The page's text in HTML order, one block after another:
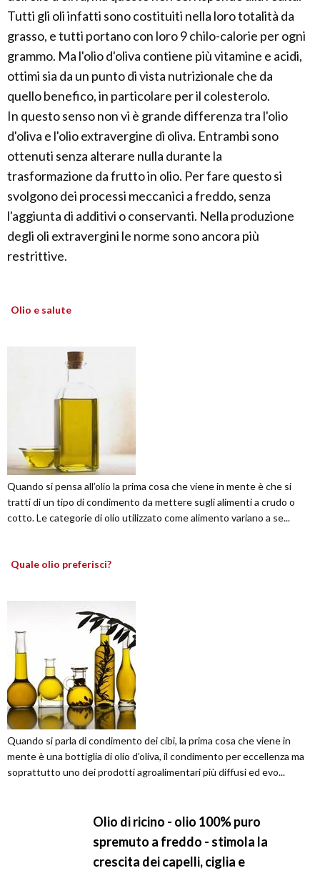
Tutti gli oli infatti sono costituiti nella loro totalità da
grasso, e tutti portano con loro 9 chilo-calorie per ogni
grammo. Ma l'olio d'oliva contiene più vitamine e acidi,
ottimi sia da un punto di vista nutrizionale che da
quello benefico, in particolare per il colesterolo.
In questo senso non vi è grande differenza tra l'olio
d'oliva e l'olio extravergine di oliva. Entrambi sono
ottenuti senza alterare nulla durante la
trasformazione da frutto in olio. Per fare questo si
svolgono dei processi meccanici a freddo, senza
l'aggiunta di additivi o conservanti. Nella produzione
degli oli extravergini le norme sono ancora più
restrittive.
Olio e salute
Quando si pensa all’olio la prima cosa che viene in mente è che si
tratti di un tipo di condimento da mettere sugli alimenti a crudo o
cotto. Le categorie di olio utilizzato come alimento variano a se...
Quale olio preferisci?
Quando si parla di condimento dei cibi, la prima cosa che viene in
mente è una bottiglia di olio d’oliva, il condimento per eccellenza ma
soprattutto uno dei prodotti agroalimentari più diffusi ed evo...
Olio di ricino - olio 100% puro
spremuto a freddo - stimola la
crescita dei capelli, ciglia e